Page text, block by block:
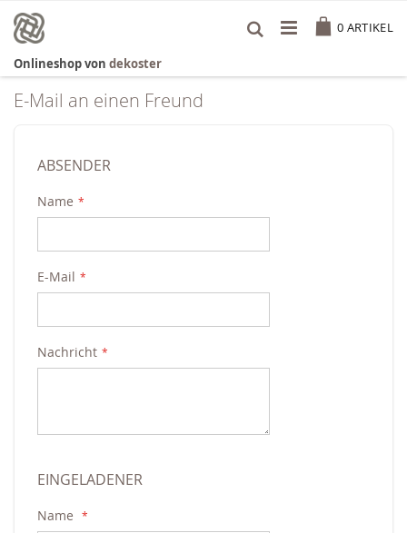
Inhalt
springen
0 ARTIKEL
Onlineshop von dekoster
E-Mail an einen Freund
ABSENDER
Name
E-Mail
Nachricht
EINGELADENER
Name